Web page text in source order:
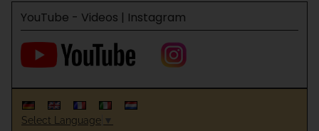
YouTube - Videos | Instagram
Select Language ▼